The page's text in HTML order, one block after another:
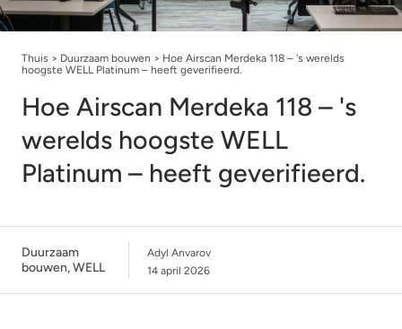
Thuis > Duurzaam bouwen > Hoe Airscan Merdeka 118 – 's werelds
hoogste WELL Platinum – heeft geverifieerd.
Hoe Airscan Merdeka 118 – 's
werelds hoogste WELL
Platinum – heeft geverifieerd.
Duurzaam
bouwen,WELL
Adyl Anvarov
14 april 2026